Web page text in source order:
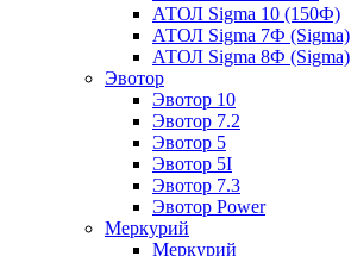
АТОЛ Sigma 10 (150Ф)
АТОЛ Sigma 7Ф (Sigma)
АТОЛ Sigma 8Ф (Sigma)
Эвотор
Эвотор 10
Эвотор 7.2
Эвотор 5
Эвотор 5I
Эвотор 7.3
Эвотор Power
Меркурий
Меркурий